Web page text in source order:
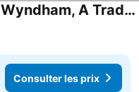
Viva Dominicus Beach by Wyndham, A Trademark All Inclusive
Consulter les prix